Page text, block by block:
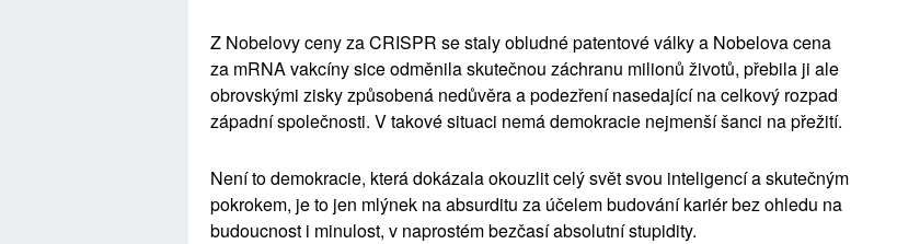
Z Nobelovy ceny za CRISPR se staly obludné patentové války a Nobelova cena
za mRNAvakcíny sice odměnila skutečnou záchranu milionů životů, přebila ji ale
obrovskými ziskyzpůsobená nedůvěra a podezření nasedající na celkový rozpad
západní společnosti. V takové situaci nemá demokracie nejmenší šanci na přežití.
Není to demokracie, která dokázala okouzlit celý svět svou inteligencí a skutečným
pokrokem, je to jen mlýnek na absurditu za účelem budování kariér bez ohledu na
budoucnost i minulost, v naprostém bezčasí absolutní stupidity.